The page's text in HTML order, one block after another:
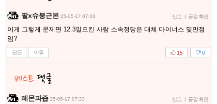
팥x슈붕근본 25-05-17 07:00 신고 | 공감 확인
이게 그렇게 문제면 12.3일으킨 사람 소속정당은 대체 마이너스 몇만점
임?
답글 이동 0
15
레몬과즙 25-05-17 07:33 신고 | 공감 확인